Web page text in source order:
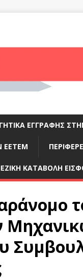
ΕΓΓΡΑΦΉΣ
ΚΑΤΑΒΟΛΉ